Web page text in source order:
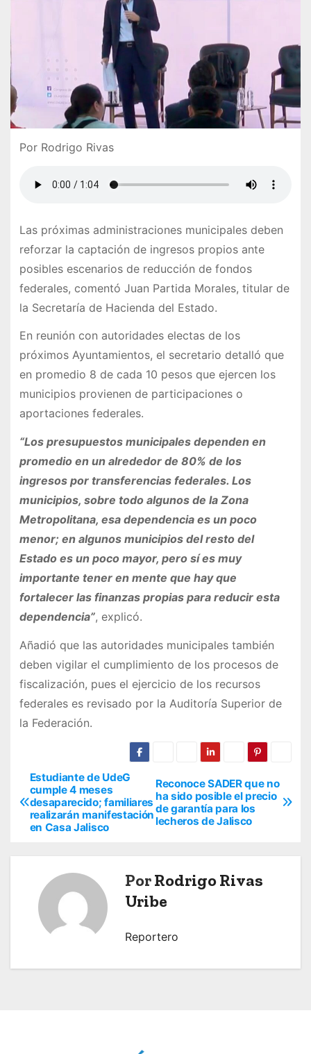
Por Rodrigo Rivas
Las próximas administraciones municipales deben
reforzar la captación de ingresos propios ante
posibles escenarios de reducción de fondos
federales, comentó Juan Partida Morales, titular de
la Secretaría de Hacienda del Estado.
En reunión con autoridades electas de los
próximos Ayuntamientos, el secretario detalló que
en promedio 8 de cada 10 pesos que ejercen los
municipios provienen de participaciones o
aportaciones federales.
“Los presupuestos municipales dependen en
promedio en un alrededor de 80% de los
ingresos por transferencias federales. Los
municipios, sobre todo algunos de la Zona
Metropolitana, esa dependencia es un poco
menor; en algunos municipios del resto del
Estado es un poco mayor, pero sí es muy
importante tener en mente que hay que
fortalecer las finanzas propias para reducir esta
dependencia”, explicó.
Añadió que las autoridades municipales también
deben vigilar el cumplimiento de los procesos de
fiscalización, pues el ejercicio de los recursos
federales es revisado por la Auditoría Superior de
la Federación.
N
a
v
Reconoce SADER que no
ha sido posible el precio
de garantía para los
lecheros de Jalisco
Estudiante de UdeG
cumple 4 meses
desaparecido; familiares
realizarán manifestación
en Casa Jalisco
PorRodrigo Rivas
Uribe
Reportero